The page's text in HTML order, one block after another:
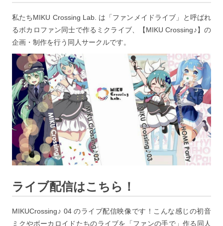
私たちMIKU Crossing Lab. は「ファンメイドライブ」と呼ばれ
るボカロファン同士で作るミクライブ、【MIKU Crossing♪】の
企画・制作を行う同人サークルです。
ライブ配信はこちら！
MIKUCrossing♪ 04 のライブ配信映像です！こんな感じの初音
ミクやボーカロイドたちのライブを「ファンの手で」作る同人